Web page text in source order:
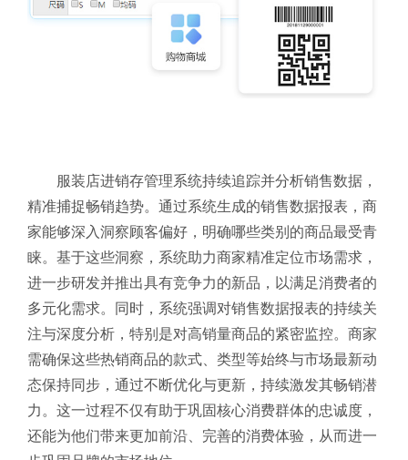
服装店进销存管理系统持续追踪并分析销售数据，
精准捕捉畅销趋势。通过系统生成的销售数据报表，商
家能够深入洞察顾客偏好，明确哪些类别的商品最受青
睐。基于这些洞察，系统助力商家精准定位市场需求，
进一步研发并推出具有竞争力的新品，以满足消费者的
多元化需求。
同时，系统强调对销售数据报表的持续关
注与深度分析，特别是对高销量商品的紧密监控。商家
需确保这些热销商品的款式、类型等始终与市场最新动
态保持同步，通过不断优化与更新，持续激发其畅销潜
力。这一过程不仅有助于巩固核心消费群体的忠诚度，
还能为他们带来更加前沿、完善的消费体验，从而进一